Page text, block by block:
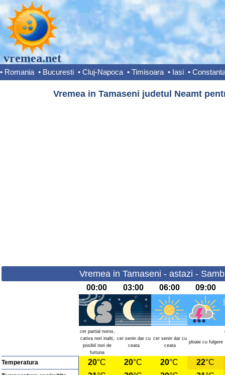
vremea.net
• Romania • Bucuresti • Cluj-Napoca • Timisoara • Iasi •
Vremea in Tamaseni judetul Neamt
Vremea in Tamaseni - astazi -
00:00 03:00 06:00 09:00
cer partial noros,
cativa nori inalti,
posibil nori de
furtuna
cer senin dar cu
ceata
cer senin dar cu
ceata
ploaie cu fulgere
Temperatura 20°C 20°C 20°C 22°C